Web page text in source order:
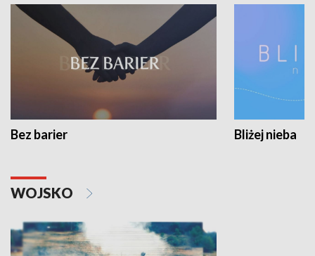
Bez barier Bliżej nieba
WOJSKO